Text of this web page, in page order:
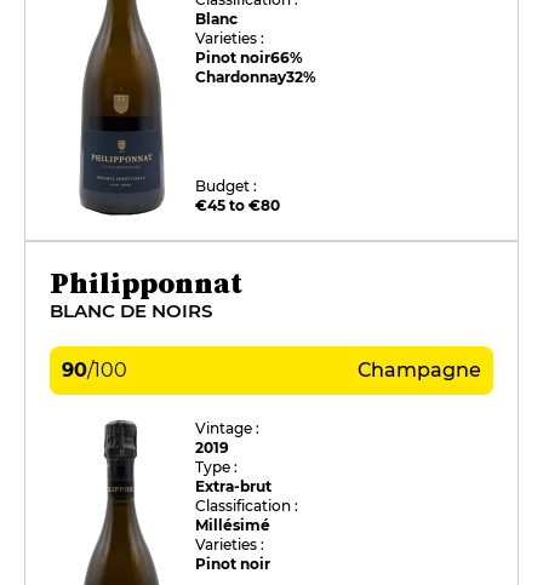
Blanc
Varieties :
Pinot noir66%
Chardonnay32%
Budget :
€45 to €80
Philipponnat
BLANC DE NOIRS
90/100 Champagne
Vintage :
2019
Type :
Extra-brut
Classification :
Millésimé
Varieties :
Pinot noir